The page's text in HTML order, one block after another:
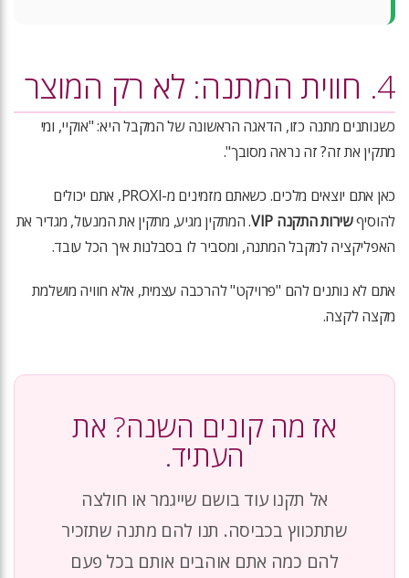
4. חווית המתנה: לא רק המוצר
כשנותנים מתנה כזו, הדאגה הראשונה של המקבל היא: "אוקיי, ומי
מתקין את זה? זה נראה מסובך".
כאן אתם יוצאים מלכים. כשאתם מזמינים מ-PROXI, אתם יכולים
להוסיףשירות התקנה VIP
. המתקין מגיע, מתקין את המנעול, מגדיר את
האפליקציה למקבל המתנה, ומסביר לו בסבלנות איך הכל עובד.
אתם לא נותנים להם "פרויקט" להרכבה עצמית, אלא חוויה מושלמת
מקצה לקצה.
אז מה קונים השנה? את
העתיד.
אל תקנו עוד בושם שייגמר או חולצה
שתתכווץ בכביסה. תנו להם מתנה שתזכיר
להם כמה אתם אוהבים אותם בכל פעם